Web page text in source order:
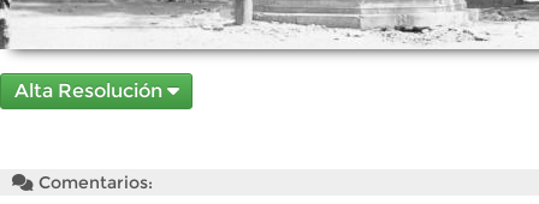
Alta Resolución
Comentarios: